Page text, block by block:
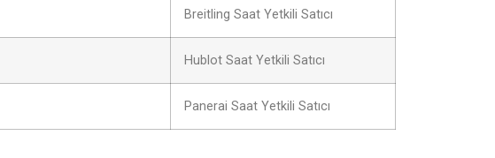
Breitling Saat Yetkili Satıcı
Hublot Saat Yetkili Satıcı
Panerai Saat Yetkili Satıcı